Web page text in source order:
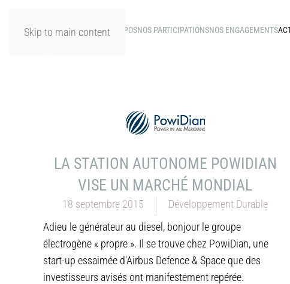
Skip to main contentA PROPOSNOS PARTICIPATIONSNOS ENGAGEMENTS
LA STATION AUTONOME POWIDIAN
VISE UN MARCHÉ MONDIAL
18 septembre 2015
Développement Durable
Adieu le générateur au diesel, bonjour le groupe
électrogène « propre ». Il se trouve chez PowiDian, une
start-up essaimée d'Airbus Defence & Space que des
investisseurs avisés ont manifestement repérée.